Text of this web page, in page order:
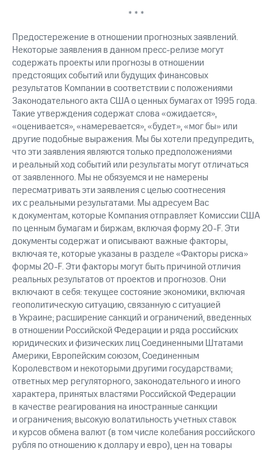
* * *
Предостережение в отношении прогнозных заявлений.
Некоторые заявления в данном пресс-релизе могут
содержать проекты или прогнозы в отношении
предстоящих событий или будущих финансовых
результатов Компании в соответствии с положениями
Законодательного акта США о ценных бумагах от 1995 года.
Такие утверждения содержат слова «ожидается»,
«оценивается», «намеревается», «будет», «мог бы» или
другие подобные выражения. Мы бы хотели предупредить,
что эти заявления являются только предположениями
и реальный ход событий или результаты могут отличаться
от заявленного. Мы не обязуемся и не намерены
пересматривать эти заявления с целью соотнесения
их с реальными результатами. Мы адресуем Вас
к документам, которые Компания отправляет Комиссии США
по ценным бумагам и биржам, включая форму 20-F. Эти
документы содержат и описывают важные факторы,
включая те, которые указаны в разделе «Факторы риска»
формы 20-F. Эти факторы могут быть причиной отличия
реальных результатов от проектов и прогнозов. Они
включают в себя: текущее состояние экономики, включая
геополитическую ситуацию, связанную с ситуацией
в Украине; расширение санкций и ограничений, введенных
в отношении Российской Федерации и ряда российских
юридических и физических лиц Соединенными Штатами
Америки, Европейским союзом, Соединенным
Королевством и некоторыми другими государствами;
ответных мер регуляторного, законодательного и иного
характера, принятых властями Российской Федерации
в качестве реагирования на иностранные санкции
и ограничения; высокую волатильность учетных ставок
и курсов обмена валют (в том числе колебания российского
рубля по отношению к доллару и евро), цен на товары